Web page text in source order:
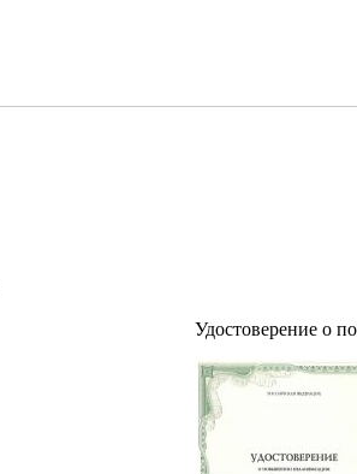
Удостоверение о